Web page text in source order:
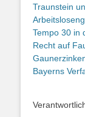
Traunstein
Tempo 30 in
Recht auf
Bayerns